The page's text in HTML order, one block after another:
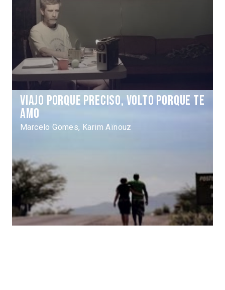
Viajo porque preciso, volto porque te
amo
Marcelo Gomes, Karim Aïnouz